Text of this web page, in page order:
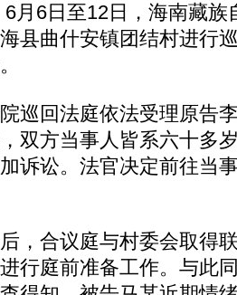
6日至12日，海南藏族
县曲什安镇团结村进行
回法庭依法受理原告
双方当事人皆系六十多
诉讼。法官决定前往当
合议庭与村委会取得
行庭前准备工作。与此